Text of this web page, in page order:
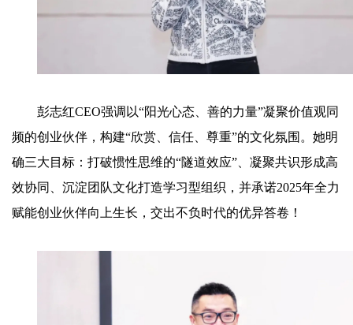
彭志红CEO强调以“阳光心态、善的力量”凝聚价值观同
频的创业伙伴，构建“欣赏、信任、尊重”的文化氛围。她明
确三大目标：打破惯性思维的“隧道效应”、凝聚共识形成高
效协同、沉淀团队文化打造学习型组织，并承诺2025年全力
赋能创业伙伴向上生长，交出不负时代的优异答卷！